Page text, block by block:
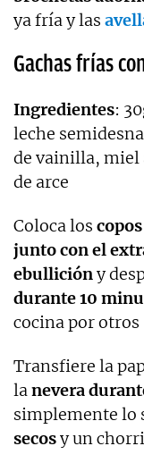
ya fría y las
Gachas frías
Ingredientes:
leche
de vainilla, miel
de arce
Coloca los
junto con el
ebullicióny
durante 10
cocina por
Transfiere la
lanevera
simplemente lo
secosy un